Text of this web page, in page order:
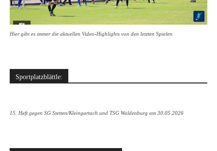
Hier gibt es immer die aktuellen Video-Highlights von den letzten Spielen
Sportplatzblättle:
15. Heft gegen SG Stetten/Kleingartach und TSG Waldenburg am 30.05.2026